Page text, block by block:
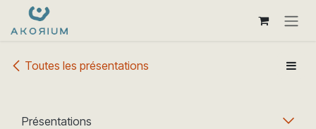
Se rendre au contenu
Toutes les présentations
Présentations